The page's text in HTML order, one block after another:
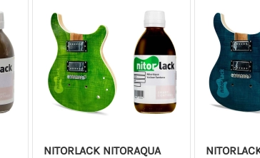
NITORLACK NITORAQUA